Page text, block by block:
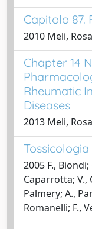
Capitolo 87.
2010 Meli,
Chapter 14
Rheumatic
Diseases
2013 Meli,
2005 F.,
Caparrotta; V.,
Palmery; A.,
Romanelli; F.,